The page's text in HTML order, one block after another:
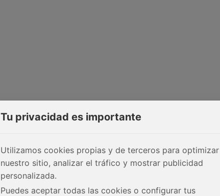
Tu privacidad es importante
Utilizamos cookies propias y de terceros para optimizar
nuestro sitio, analizar el tráfico y mostrar publicidad
personalizada.
Puedes aceptar todas las cookies o configurar tus